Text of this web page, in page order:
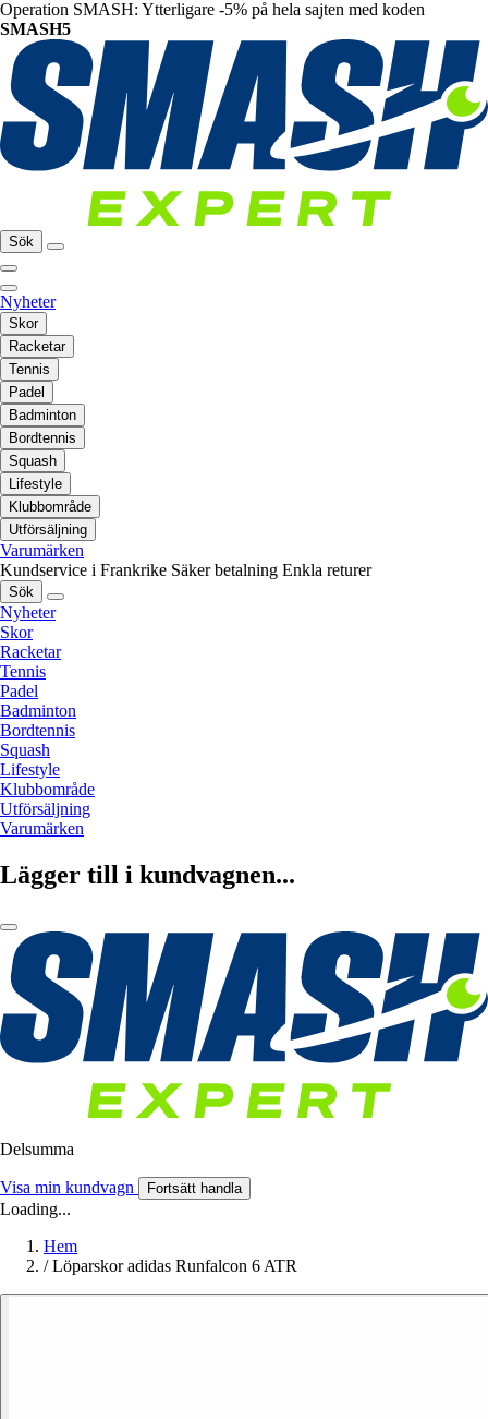
Operation SMASH: Ytterligare -5% på hela sajten med koden
SMASH5
Sök
Nyheter
Skor
Racketar
Tennis
Padel
Badminton
Bordtennis
Squash
Lifestyle
Klubbområde
Utförsäljning
Varumärken
Kundservice i Frankrike Säker betalning Enkla returer
Sök
Nyheter
Skor
Racketar
Tennis
Padel
Badminton
Bordtennis
Squash
Lifestyle
Klubbområde
Utförsäljning
Varumärken
Lägger till i kundvagnen...
Delsumma
Visa min kundvagn Fortsätt handla
Loading...
Hem
/ Löparskor adidas Runfalcon 6 ATR